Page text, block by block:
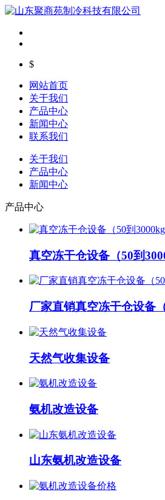
$
网站首页
关于我们
产品中心
新闻中心
联系我们
关于我们
产品中心
新闻中心
产品中心
真空冻干仓设备（50到
厂家直销真空冻干仓设备
天然气收集设备
氨机改造设备
山东氨机改造设备